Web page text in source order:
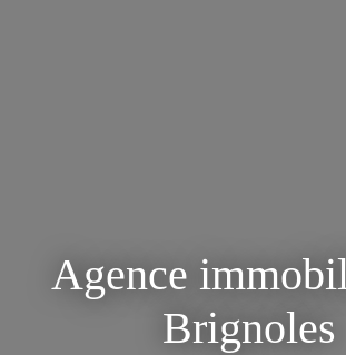
Agence
Brignoles